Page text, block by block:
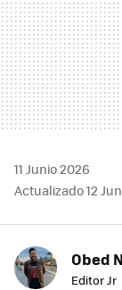
11 Junio 2026
Actualizado 12
Obed
Editor Jr